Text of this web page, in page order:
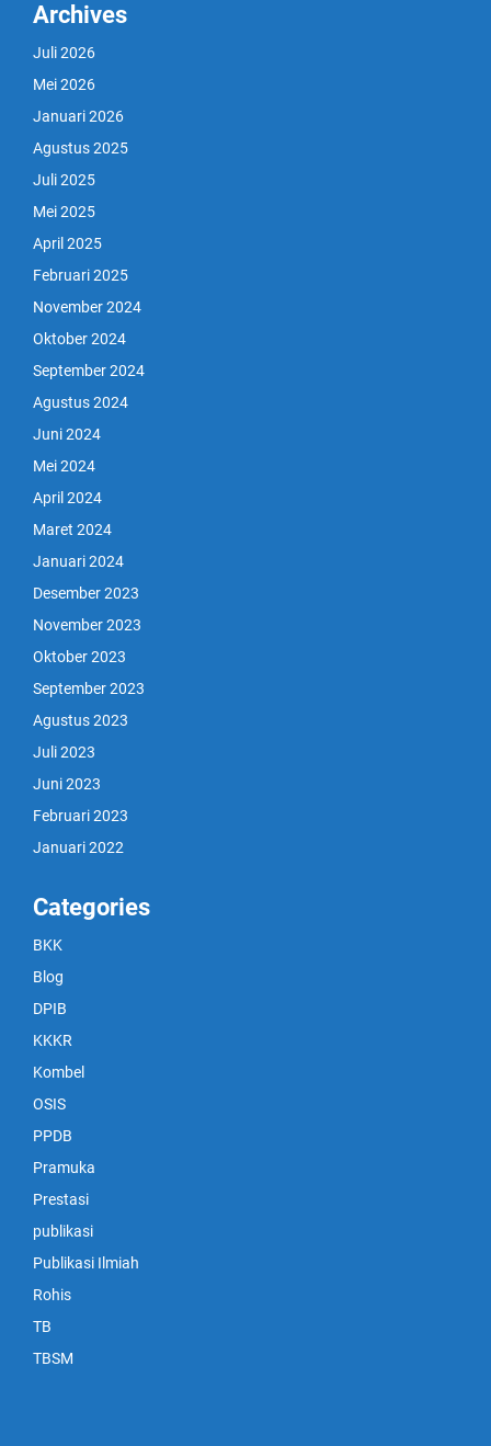
Archives
Juli 2026
Mei 2026
Januari 2026
Agustus 2025
Juli 2025
Mei 2025
April 2025
Februari 2025
November 2024
Oktober 2024
September 2024
Agustus 2024
Juni 2024
Mei 2024
April 2024
Maret 2024
Januari 2024
Desember 2023
November 2023
Oktober 2023
September 2023
Agustus 2023
Juli 2023
Juni 2023
Februari 2023
Januari 2022
Categories
BKK
Blog
DPIB
KKKR
Kombel
OSIS
PPDB
Pramuka
Prestasi
publikasi
Publikasi Ilmiah
Rohis
TB
TBSM